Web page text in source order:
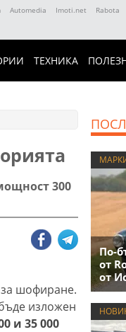
Automedia Imoti.net Rabota
ТЕХНИКА
300
за шофиране.
изложен
и 35 000
По-
от
от